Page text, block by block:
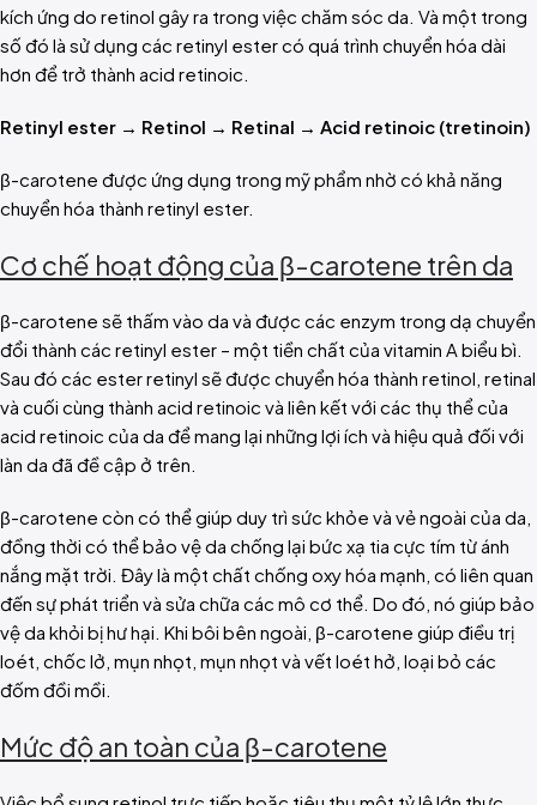
kích ứng do retinol gây ra trong việc chăm sóc da. Và một trong
số đó là sử dụng các retinyl ester có quá trình chuyển hóa dài
hơn để trở thành acid retinoic.
Retinyl ester → Retinol → Retinal → Acid retinoic (tretinoin)
β-carotene được ứng dụng trong mỹ phẩm nhờ có khả năng
chuyển hóa thành retinyl ester.
Cơ chế hoạt động của β-carotene trên da
β-carotene sẽ thấm vào da và được các enzym trong dạ chuyển
đổi thành các retinyl ester – một tiền chất của vitamin A biểu bì.
Sau đó các ester retinyl sẽ được chuyển hóa thành retinol, retinal
và cuối cùng thành acid retinoic và liên kết với các thụ thể của
acid retinoic của da để mang lại những lợi ích và hiệu quả đối với
làn da đã đề cập ở trên.
β-carotene còn có thể giúp duy trì sức khỏe và vẻ ngoài của da,
đồng thời có thể bảo vệ da chống lại bức xạ tia cực tím từ ánh
nắng mặt trời. Đây là một chất chống oxy hóa mạnh, có liên quan
đến sự phát triển và sửa chữa các mô cơ thể. Do đó, nó giúp bảo
vệ da khỏi bị hư hại. Khi bôi bên ngoài, β-carotene giúp điều trị
loét, chốc lở, mụn nhọt, mụn nhọt và vết loét hở, loại bỏ các
đốm đồi mồi.
Mức độ an toàn của β-carotene